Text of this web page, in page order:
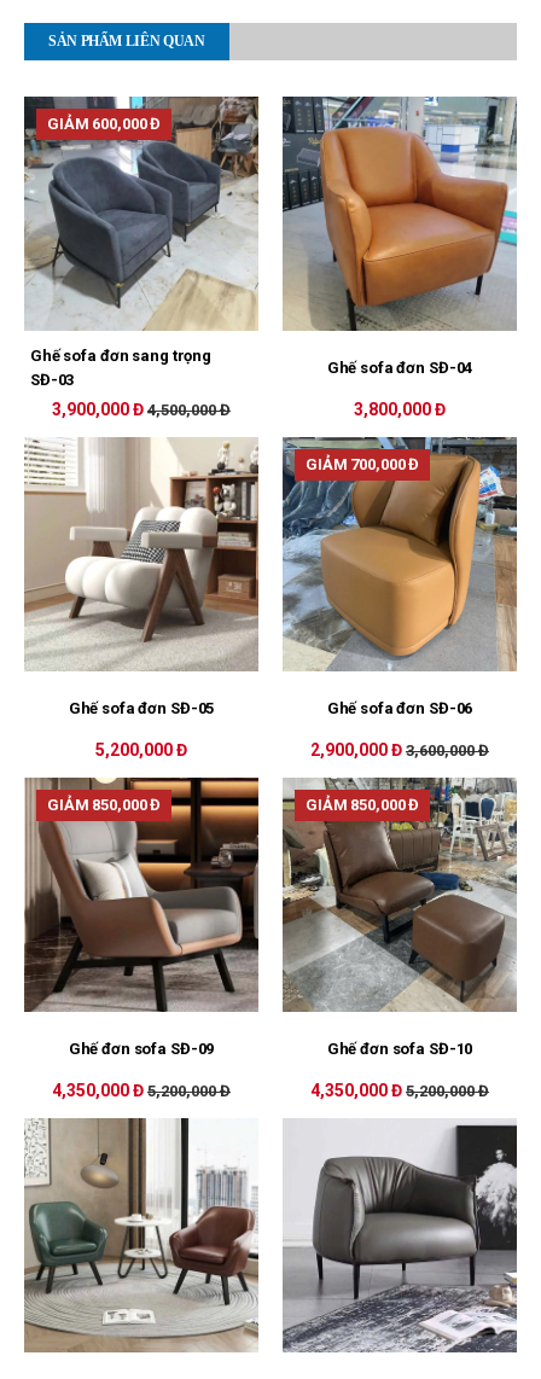
SẢN PHẨM LIÊN QUAN
GIẢM 600,000 Đ
Ghế sofa đơn sang trọng
SĐ-03
3,900,000 Đ 4,500,000 Đ
Ghế sofa đơn SĐ-04
3,800,000 Đ
Ghế sofa đơn SĐ-05
5,200,000 Đ
GIẢM 700,000 Đ
Ghế sofa đơn SĐ-06
2,900,000 Đ 3,600,000 Đ
GIẢM 850,000 Đ
Ghế đơn sofa SĐ-09
4,350,000 Đ 5,200,000 Đ
GIẢM 850,000 Đ
Ghế đơn sofa SĐ-10
4,350,000 Đ 5,200,000 Đ